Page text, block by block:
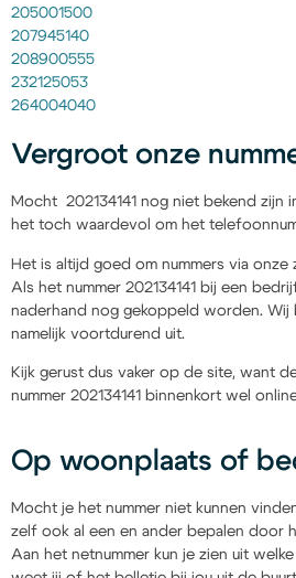
205001500
207945140
208900555
232125053
264004040
Vergroot onze
Mocht 202134141 nog niet bekend zijn
het toch waardevol om het
Het is altijd goed om nummers via onze
Als het nummer 202134141 bij een
naderhand nog gekoppeld worden. Wij
namelijk voortdurend uit.
Kijk gerust dus vaker op de site, want
nummer 202134141 binnenkort wel
Op woonplaats of
Mocht je het nummer niet kunnen
zelf ook al een en ander bepalen door
Aan het netnummer kun je zien uit